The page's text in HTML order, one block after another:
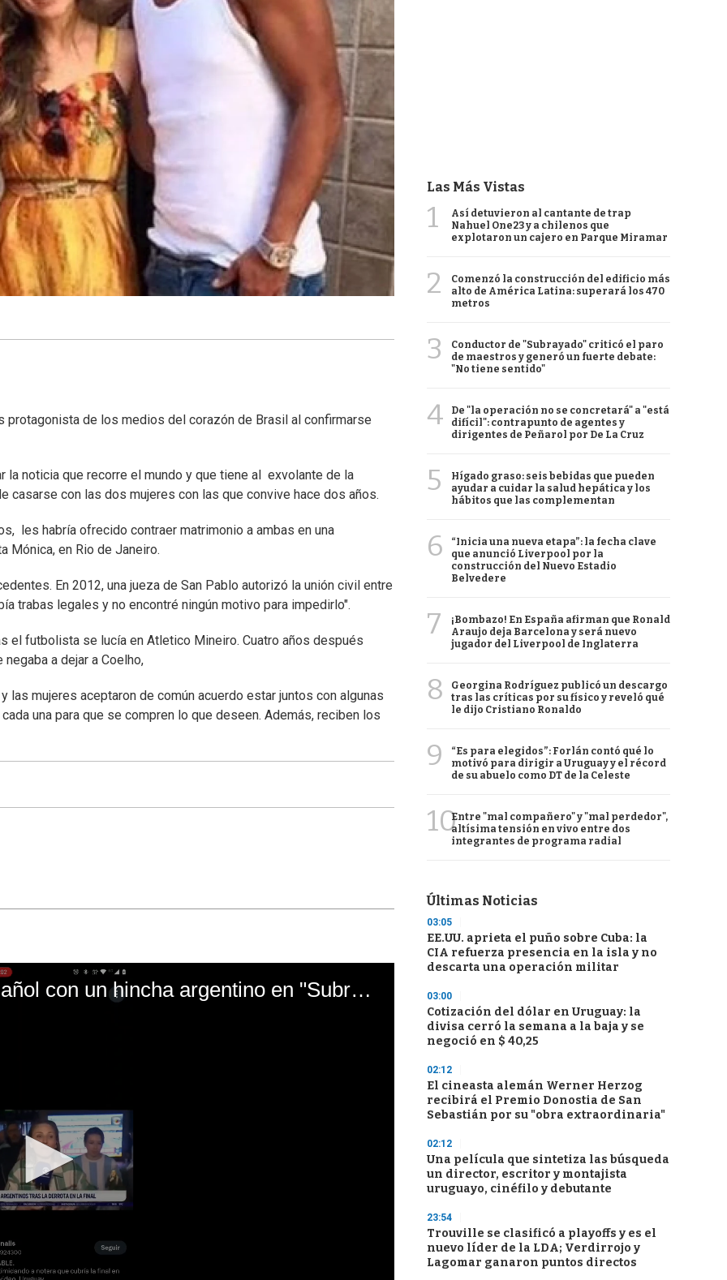
de los medios del corazón de Brasil al confirmarse
la noticia que recorre el mundo y que tiene al exvolante de la
casarse con las dos mujeres con las que convive hace dos años.
les habría ofrecido contraer matrimonio a ambas en una
Mónica, en Rio de Janeiro.
En 2012, una jueza de San Pablo autorizó la unión civil entre
trabas legales y no encontré ningún motivo para impedirlo".
el futbolista se lucía en Atletico Mineiro. Cuatro años después
a dejar a Coelho,
mujeres aceptaron de común acuerdo estar juntos con algunas
una para que se compren lo que deseen. Además, reciben los
El mal momento de Yanina Gasañol con un hincha argentino en "Subrayado"
Las Más Vistas
1
Así detuvieron al cantante de trap
Nahuel One23 y a chilenos que
explotaron un cajero en Parque Miramar
2
Comenzó la construcción del edificio más
alto de América Latina: superará los 470
metros
3
Conductor de "Subrayado" criticó el paro
de maestros y generó un fuerte debate:
"No tiene sentido"
4
De "la operación no se concretará" a "está
difícil": contrapunto de agentes y
dirigentes de Peñarol por De La Cruz
5
Hígado graso: seis bebidas que pueden
ayudar a cuidar la salud hepática y los
hábitos que las complementan
6
“Inicia una nueva etapa”: la fecha clave
que anunció Liverpool por la
construcción del Nuevo Estadio
Belvedere
7
¡Bombazo! En España afirman que Ronald
Araujo deja Barcelona y será nuevo
jugador del Liverpool de Inglaterra
8
Georgina Rodríguez publicó un descargo
tras las críticas por su físico y reveló qué
le dijo Cristiano Ronaldo
9
“Es para elegidos”: Forlán contó qué lo
motivó para dirigir a Uruguay y el récord
de su abuelo como DT de la Celeste
10Entre "mal compañero" y "mal perdedor",
altísima tensión en vivo entre dos
integrantes de programa radial
Últimas Noticias
03:05
EE.UU. aprieta el puño sobre Cuba: la
CIA refuerza presencia en la isla y no
descarta una operación militar
03:00
Cotización del dólar en Uruguay: la
divisa cerró la semana a la baja y se
negoció en $ 40,25
02:12
El cineasta alemán Werner Herzog
recibirá el Premio Donostia de San
Sebastián por su "obra extraordinaria"
02:12
Una película que sintetiza las búsqueda
un director, escritor y montajista
uruguayo, cinéfilo y debutante
23:54
Trouville se clasificó a playoffs y es el
nuevo líder de la LDA; Verdirrojo y
Lagomar ganaron puntos directos